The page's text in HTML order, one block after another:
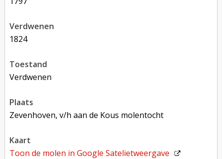
verdwenen
1824
toestand
verdwenen
plaats
Zevenhoven, v/h aan de Kous molentocht
kaart
Toon de molen inGoogle Satelietweergave